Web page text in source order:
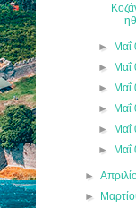
► Μαΐ
► Μαΐ
► Μαΐ
► Μαΐ
► Μαΐ
► Μαΐ
►
►